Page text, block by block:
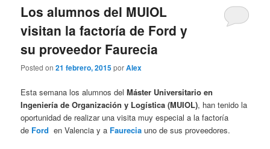
Los alumnos del MUIOL
visitan la factoría de Ford y
su proveedor Faurecia
Posted on21 febrero, 2015porAlex
Esta semana los alumnos delMáster Universitario en
Ingeniería de Organización y Logística (MUIOL), han tenido la
oportunidad de realizar una visita muy especial a la factoría
de Ford en Valencia y a Faurecia uno de sus proveedores.